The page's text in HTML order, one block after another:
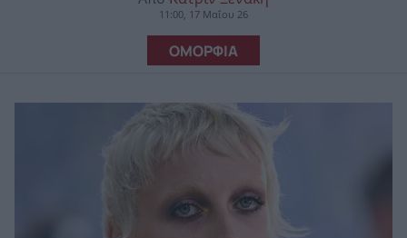
11:00, 17 Μαΐου 26
ΟΜΟΡΦΙΑ